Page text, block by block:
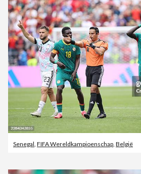
Senegal, FIFA Wereldkampioenschap, België